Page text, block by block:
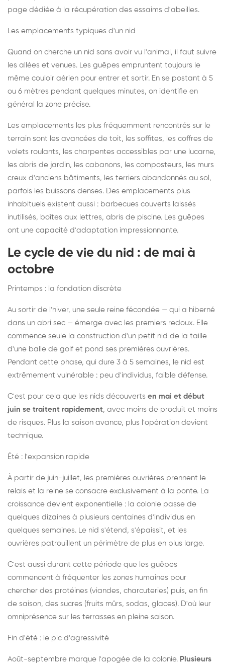
page dédiée à la récupération des essaims d'abeilles.
Les emplacements typiques d'un nid
Quand on cherche un nid sans avoir vu l'animal, il faut suivre
les allées et venues. Les guêpes empruntent toujours le
même couloir aérien pour entrer et sortir. En se postant à 5
ou 6 mètres pendant quelques minutes, on identifie en
général la zone précise.
Les emplacements les plus fréquemment rencontrés sur le
terrain sont les avancées de toit, les soffites, les coffres de
volets roulants, les charpentes accessibles par une lucarne,
les abris de jardin, les cabanons, les composteurs, les murs
creux d'anciens bâtiments, les terriers abandonnés au sol,
parfois les buissons denses. Des emplacements plus
inhabituels existent aussi : barbecues couverts laissés
inutilisés, boîtes aux lettres, abris de piscine. Les guêpes
ont une capacité d'adaptation impressionnante.
Le cycle de vie du nid : de mai à
octobre
Printemps : la fondation discrète
Au sortir de l'hiver, une seule reine fécondée — qui a hiberné
dans un abri sec — émerge avec les premiers redoux. Elle
commence seule la construction d'un petit nid de la taille
d'une balle de golf et pond ses premières ouvrières.
Pendant cette phase, qui dure 3 à 5 semaines, le nid est
extrêmement vulnérable : peu d'individus, faible défense.
C'est pour cela que les nids découverts en mai et début
juin se traitent rapidement, avec moins de produit et moins
de risques. Plus la saison avance, plus l'opération devient
technique.
Été : l'expansion rapide
À partir de juin-juillet, les premières ouvrières prennent le
relais et la reine se consacre exclusivement à la ponte. La
croissance devient exponentielle : la colonie passe de
quelques dizaines à plusieurs centaines d'individus en
quelques semaines. Le nid s'étend, s'épaissit, et les
ouvrières patrouillent un périmètre de plus en plus large.
C'est aussi durant cette période que les guêpes
commencent à fréquenter les zones humaines pour
chercher des protéines (viandes, charcuteries) puis, en fin
de saison, des sucres (fruits mûrs, sodas, glaces). D'où leur
omniprésence sur les terrasses en pleine saison.
Fin d'été : le pic d'agressivité
Août-septembre marque l'apogée de la colonie. Plusieurs